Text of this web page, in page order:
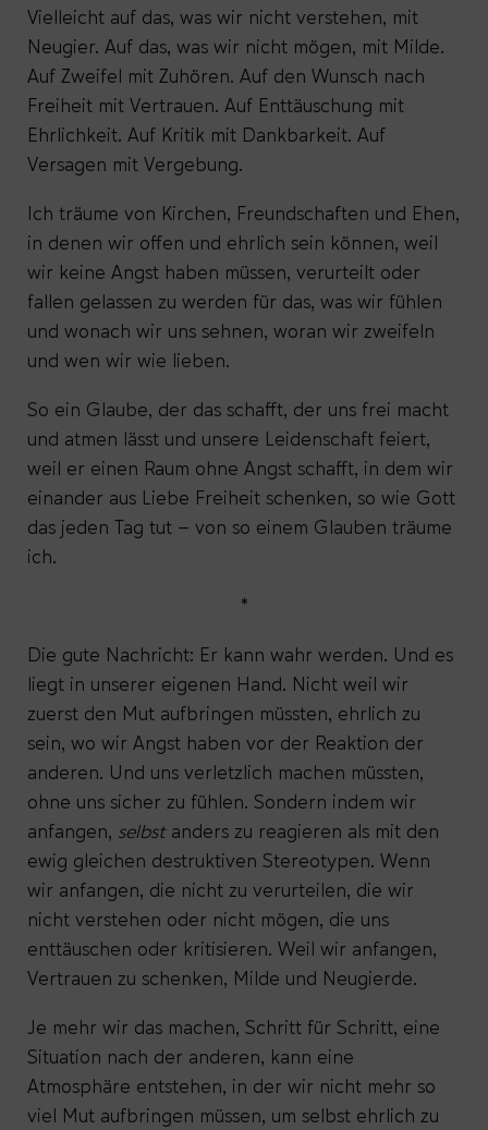
Vielleicht auf das, was wir nicht verstehen, mit
Neugier. Auf das, was wir nicht mögen, mit Milde.
Auf Zweifel mit Zuhören. Auf den Wunsch nach
Freiheit mit Vertrauen. Auf Enttäuschung mit
Ehrlichkeit. Auf Kritik mit Dankbarkeit. Auf
Versagen mit Vergebung.
Ich träume von Kirchen, Freundschaften und Ehen,
in denen wir offen und ehrlich sein können, weil
wir keine Angst haben müssen, verurteilt oder
fallen gelassen zu werden für das, was wir fühlen
und wonach wir uns sehnen, woran wir zweifeln
und wen wir wie lieben.
So ein Glaube, der das schafft, der uns frei macht
und atmen lässt und unsere Leidenschaft feiert,
weil er einen Raum ohne Angst schafft, in dem wir
einander aus Liebe Freiheit schenken, so wie Gott
das jeden Tag tut – von so einem Glauben träume
ich.
*
Die gute Nachricht: Er kann wahr werden. Und es
liegt in unserer eigenen Hand. Nicht weil wir
zuerst den Mut aufbringen müssten, ehrlich zu
sein, wo wir Angst haben vor der Reaktion der
anderen. Und uns verletzlich machen müssten,
ohne uns sicher zu fühlen. Sondern indem wir
anfangen, selbstanders zu reagieren als mit den
ewig gleichen destruktiven Stereotypen. Wenn
wir anfangen, die nicht zu verurteilen, die wir
nicht verstehen oder nicht mögen, die uns
enttäuschen oder kritisieren. Weil wir anfangen,
Vertrauen zu schenken, Milde und Neugierde.
Je mehr wir das machen, Schritt für Schritt, eine
Situation nach der anderen, kann eine
Atmosphäre entstehen, in der wir nicht mehr so
viel Mut aufbringen müssen, um selbst ehrlich zu